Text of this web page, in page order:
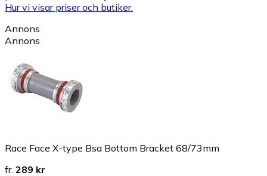
Hur vi visar priser och butiker.
Annons
Annons
Race Face X-type Bsa Bottom Bracket 68/73mm
fr. 289 kr